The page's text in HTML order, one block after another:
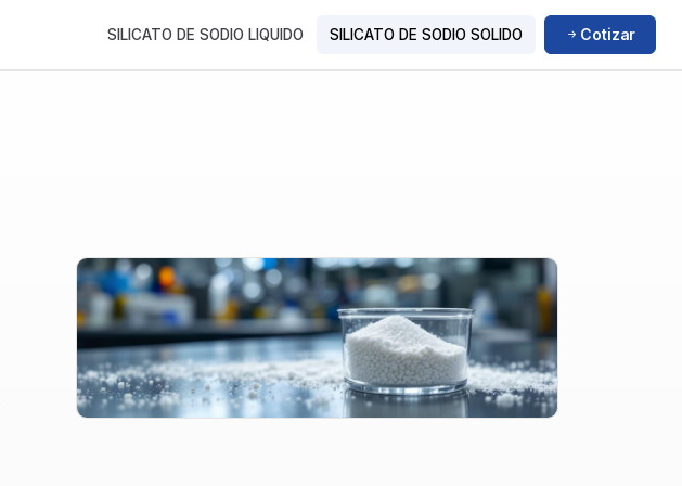
SILICATO DE SODIO LIQUIDO SILICATO DE SODIO SOLIDO Cotizar